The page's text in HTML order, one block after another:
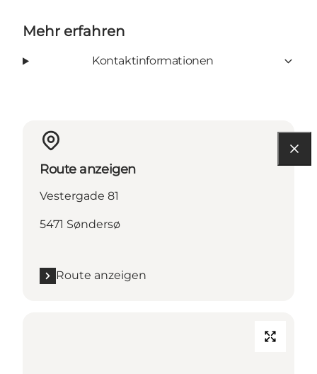
Mehr erfahren
Kontaktinformationen
Route anzeigen
Vestergade 81
5471 Søndersø
Route anzeigen